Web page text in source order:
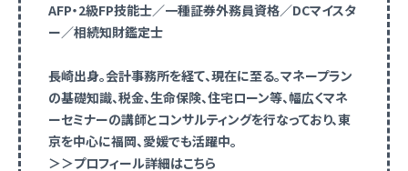
AFP・2級FP技能士／一種証券外務員資格／DCマイスタ
ー／相続知財鑑定士
長崎出身。会計事務所を経て、現在に至る。マネープラン
の基礎知識、税金、生命保険、住宅ローン等、幅広くマネ
ーセミナーの講師とコンサルティングを行なっており、東
京を中心に福岡、愛媛でも活躍中。
＞＞プロフィール詳細はこちら